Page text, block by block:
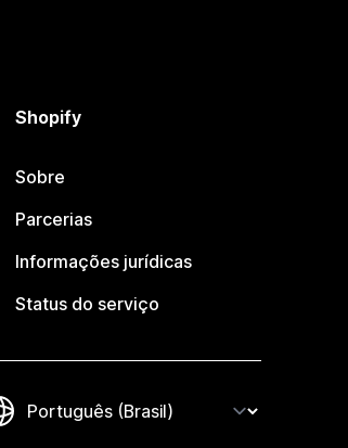
Shopify
Sobre
Parcerias
Informações jurídicas
Status do serviço